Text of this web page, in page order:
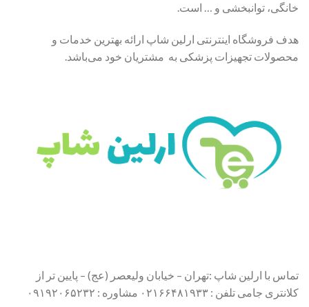
خانگی، توانبخشی و … است.
هدف فروشگاه اینترنتی ارلین شاپ ارائه بهترین خدمات و
محصولات تجهیزات پزشکی به مشتریان خود می‌باشد.
تماس با ارلین شاپ :تهران – خیابان ولیعصر (عج) – پایین تر از
کلانتری جامی تلفن : ۰۲۱۶۶۴۸۱۹۳۳ مشاوره : ۰۹۱۹۲۰۶۵۲۳۲